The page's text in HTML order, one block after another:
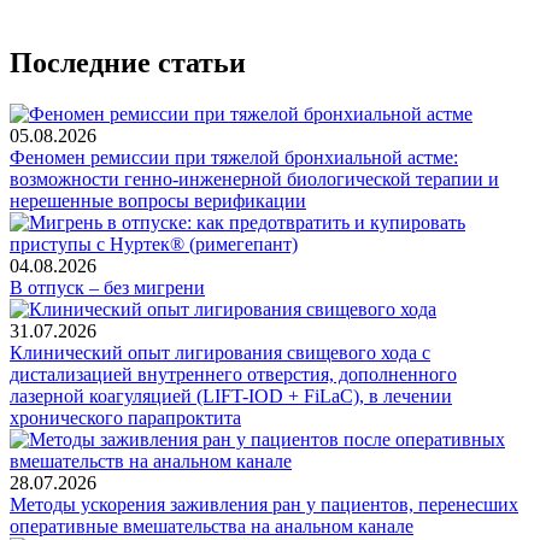
Последние статьи
05.08.2026
Феномен ремиссии при тяжелой бронхиальной астме:
возможности генно-инженерной биологической терапии и
нерешенные вопросы верификации
04.08.2026
В отпуск – без мигрени
31.07.2026
Клинический опыт лигирования свищевого хода с
дистализацией внутреннего отверстия, дополненного
лазерной коагуляцией (LIFT-IOD + FiLaC), в лечении
хронического парапроктита
28.07.2026
Методы ускорения заживления ран у пациентов, перенесших
оперативные вмешательства на анальном канале